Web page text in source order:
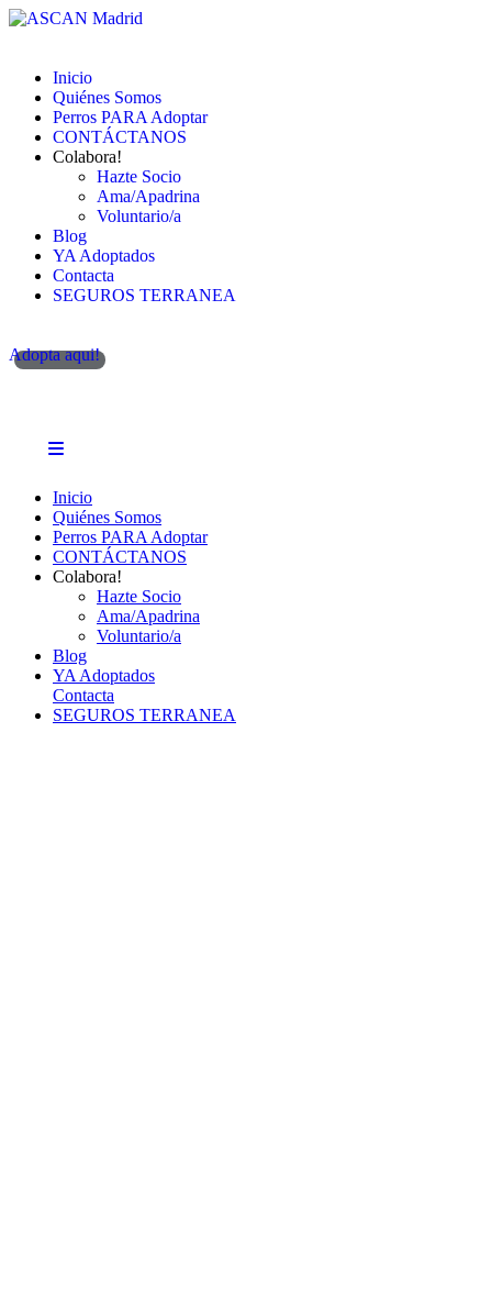
Inicio
Quiénes Somos
Perros PARA Adoptar
CONTÁCTANOS
Colabora!
Hazte Socio
Ama/Apadrina
Voluntario/a
Blog
YA Adoptados
Contacta
SEGUROS TERRANEA
Adopta aqui!
Inicio
Quiénes Somos
Perros PARA Adoptar
CONTÁCTANOS
Colabora!
Hazte Socio
Ama/Apadrina
Voluntario/a
Blog
YA Adoptados
Contacta
SEGUROS TERRANEA